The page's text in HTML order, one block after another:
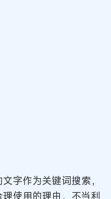
作为关键词搜索，
使用的理由，不当利